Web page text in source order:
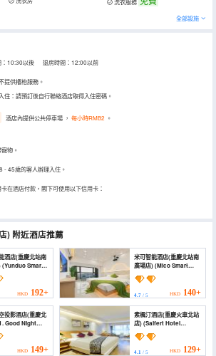
洗衣服務
全部設施
：10:30以後 退房時間：12:00以前
提供櫃枱服務。
住：請預訂後自行聯絡酒店取得入住密碼。
酒店內提供公共停車場 ， 每小時RMB2 。
物。
- 45歲的客人辦理入住。
在酒店付款，閣下可使用以下信用卡：
) 附近酒店推薦
酒店(重慶北站南
North
Station South
HKD 192+
米可智能酒店(重慶北站南
廣場店) (Mico Smart
Hotel (Chongqing North
Railway Station South
4.7/ 5 HKD 140+
投影酒店(重慶北
(Chongqing
HKD 149+
素楓汀酒店(重慶火車北站
店) (Saifert Hotel
(Chongqing North
Railway Station))
4.1/ 5 HKD 129+